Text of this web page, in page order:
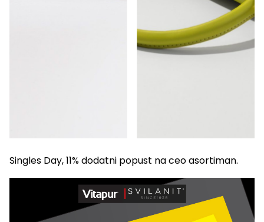
Singles Day, 11% dodatni popust na ceo asortiman.